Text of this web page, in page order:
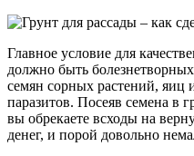
Главное условие для
должно быть
семян сорных растений, яиц
паразитов. Посеяв семена в
вы обрекаете всходы на
денег, и порой довольно